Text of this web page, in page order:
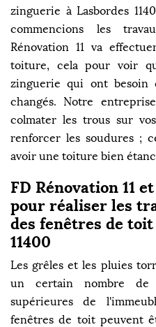
zinguerie à Lasbordes
commencions les
Rénovation 11 va
toiture, cela pour voir
zinguerie qui ont besoin
changés. Notre
colmater les trous sur
renforcer les soudures ;
avoir une toiture bien
FD Rénovation 11
pour réaliser les
des fenêtres de toit
11400
Les grêles et les pluies
un certain nombre de
supérieures de
fenêtres de toit peuvent